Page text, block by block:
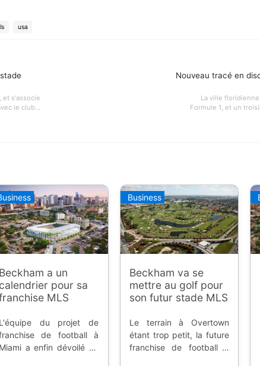
usa
et s'associe
le club...
Nouveau tracé en
La ville
Formule 1, et un
Beckham a un
calendrier pour sa
MLS
L'équipe du projet de
de football à
Miami a enfin dévoilé un
Business
Beckham va se
mettre au golf pour
son futur stade MLS
Le terrain à Overtown
étant trop petit, la future
franchise de football à